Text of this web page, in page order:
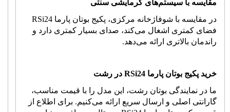
مقایسه با سیستم‌های گرمایشی سنتی
در مقایسه با شوفاژخانه مرکزی، پکیج بوتان پارما 24
RSi
فضای کمتری اشغال می‌کند، صدای بسیار کمتری دارد و
راندمان بالاتری ارائه می‌دهد.
خرید پکیج بوتان پارما 24 RSi در رشت
ما در نمایندگی بوتان رشت، این مدل را با قیمت مناسب،
گارانتی اصلی و ارسال سریع ارائه می‌کنیم. برای اطلاع از